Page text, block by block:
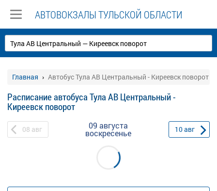
АВТОВОКЗАЛЫ ТУЛЬСКОЙ ОБЛАСТИ
Главная Автобус Тула АВ Центральный - Киреевск поворот
Расписание автобуса Тула АВ Центральный -
Киреевск поворот
08 авг 09 августа
воскресенье 10авг